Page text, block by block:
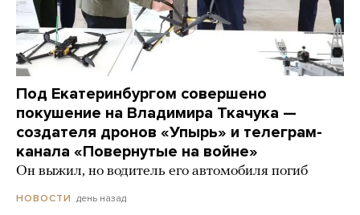
Под Екатеринбургом совершено
покушение на Владимира Ткачука —
создателя дронов «Упырь» и телеграм-
канала «Повернутые на войне»
Он выжил, но водитель его автомобиля погиб
НОВОСТИ день назад